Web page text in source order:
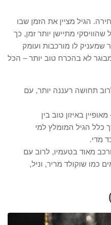
הגיל מציין את הזמן שבו
מתיישן יותר זמן, כך
שמעניק לו מורכבות ועומק
לא בהכרח טוב יותר – הכל
תחושה רעננה יותר, עם
מאופיין באיזון טוב בין
כלל הגיל המומלץ למי
מדי.
מאוד בטעמיו, לרוב עם
כמו שוקולד מריר, וניל,